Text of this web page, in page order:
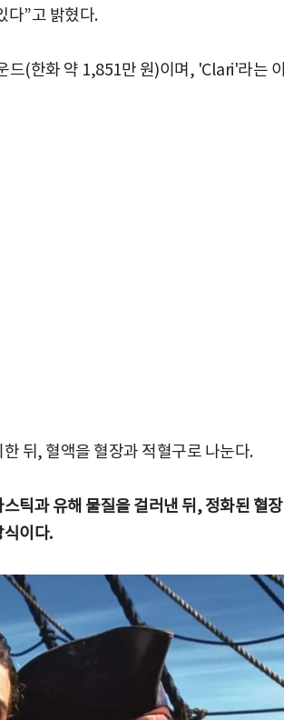
다”고 밝혔다.
드(한화 약 1,851만 원)이며, 'Clari'라는 이
뒤, 혈액을 혈장과 적혈구로 나눈다.
틱과 유해 물질을 걸러낸 뒤, 정화된 혈장
이다.